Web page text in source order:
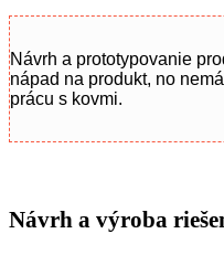
Návrh a prototypovanie
nápad na produkt, no
prácu s kovmi.
Návrh a výroba